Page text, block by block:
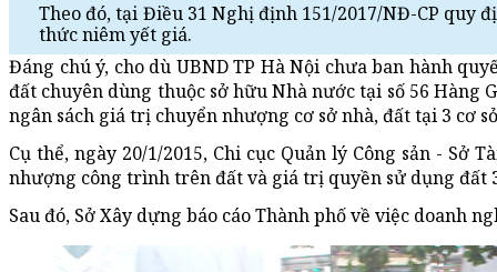
Theo đó, tại Điều 31 Nghị định 151/2017/NĐ-CP quy
thức niêm yết giá.
Đáng chú ý, cho dù UBND TP Hà Nội chưa ban hành
đất chuyên dùng thuộc sở hữu Nhà nước tại số 56 Hàng
ngân sách giá trị chuyển nhượng cơ sở nhà, đất tại 3 cơ
Cụ thể, ngày 20/1/2015, Chi cục Quản lý Công sản -
nhượng công trình trên đất và giá trị quyền sử dụng đất
Sau đó, Sở Xây dựng báo cáo Thành phố về việc doanh